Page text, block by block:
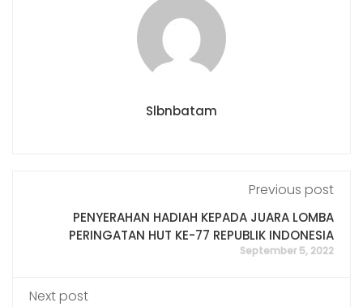
Slbnbatam
Previous post
PENYERAHAN HADIAH KEPADA JUARA LOMBA
PERINGATAN HUT KE-77 REPUBLIK INDONESIA
September 5, 2022
Next post